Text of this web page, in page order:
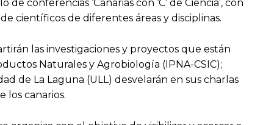
conferencias ‘Canarias con ‘C’ de Ciencia’, con
científicos de diferentes áreas y disciplinas.
las investigaciones y proyectos que están
Naturales y Agrobiología (IPNA-CSIC);
de La Laguna (ULL) desvelarán en sus charlas
los canarios.